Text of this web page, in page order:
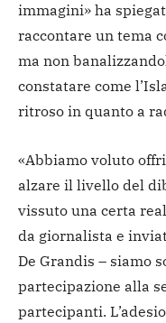
immagini» ha
raccontare un tema
ma non
constatare come
ritroso in quanto a
«Abbiamo voluto
alzare il livello del
vissuto una certa
da giornalista e
De Grandis – siamo
partecipazione alla
partecipanti.